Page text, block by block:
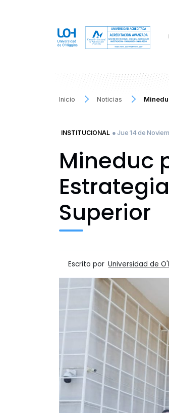
Inicio Noticias
INSTITUCIONAL ● Jue 14 de
Mineduc
Superior
Escrito por Universidad de